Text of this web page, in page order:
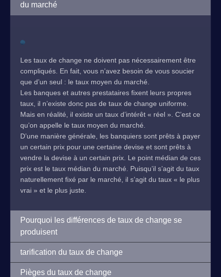
du marché
Les taux de change ne doivent pas nécessairement être
compliqués. En fait, vous n’avez besoin de vous soucier
que d’un seul : le taux moyen du marché.
Les banques et autres prestataires fixent leurs propres
taux, il n’existe donc pas de taux de change uniforme.
Mais en réalité, il existe un taux d’intérêt « réel ». C’est ce
qu’on appelle le taux moyen du marché.
D’une manière générale, les banquiers sont prêts à payer
un certain prix pour une certaine devise et sont prêts à
vendre la devise à un certain prix. Le point médian de ces
prix est le taux médian du marché. Puisqu’il s’agit du taux
naturellement fixé par le marché, il s’agit du taux « le plus
vrai » et le plus juste.
Pourquoi les différences de taux de change se
produisent
tarification du taux de change
Pièges du taux de change